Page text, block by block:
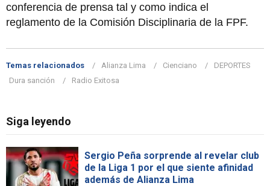
conferencia de prensa tal y como indica el
reglamento de la Comisión Disciplinaria de la FPF.
Temas relacionados Alianza Lima Cienciano
DEPORTES
Dura sanción
Radio Exitosa
Siga leyendo
Sergio Peña sorprende al revelar club
de la Liga 1 por el que siente afinidad
además de Alianza Lima